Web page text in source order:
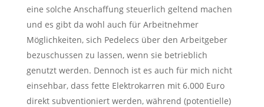
eine solche Anschaffung steuerlich geltend machen
und es gibt da wohl auch für Arbeitnehmer
Möglichkeiten, sich Pedelecs über den Arbeitgeber
bezuschussen zu lassen, wenn sie betrieblich
genutzt werden. Dennoch ist es auch für mich nicht
einsehbar, dass fette Elektrokarren mit 6.000 Euro
direkt subventioniert werden, während (potentielle)